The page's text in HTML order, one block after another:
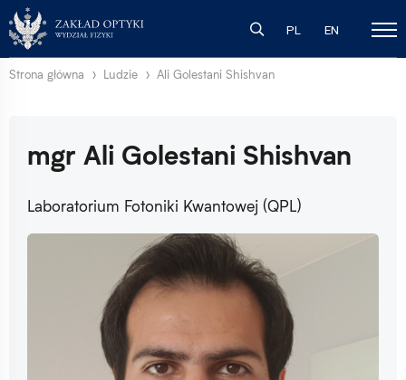
PL EN
Strona główna Ludzie Ali Golestani Shishvan
mgr Ali Golestani Shishvan
Laboratorium Fotoniki Kwantowej (QPL)